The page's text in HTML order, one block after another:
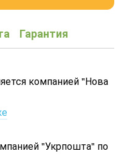
Гарантия
компанией "Нова
"Укрпошта" по